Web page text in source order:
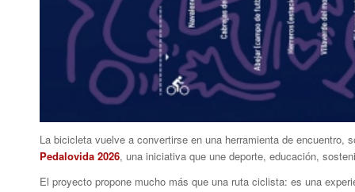
La bicicleta vuelve a convertirse en una herramienta de encuentro,
Pedalovida 2026, una iniciativa que une deporte, educación,
El proyecto propone mucho más que una ruta ciclista: es una